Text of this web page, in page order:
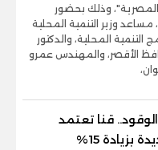
وذلك بحضور
مساعد وزير التنمية المحلية
التنمية المحلية، والدكتور
الأقصر، والمهندس عمرو
قنا تعتمد
بزيادة 15%